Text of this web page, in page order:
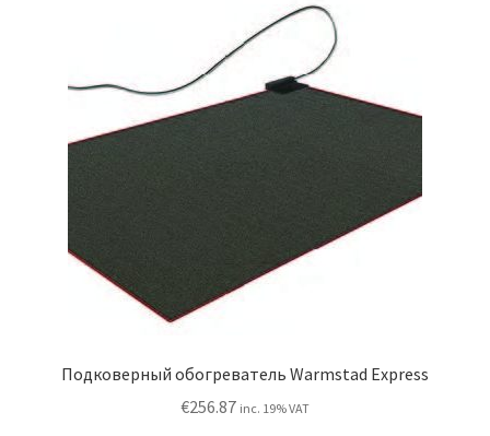
Подковерный обогреватель Warmstad Express
€256.87 inc. 19% VAT